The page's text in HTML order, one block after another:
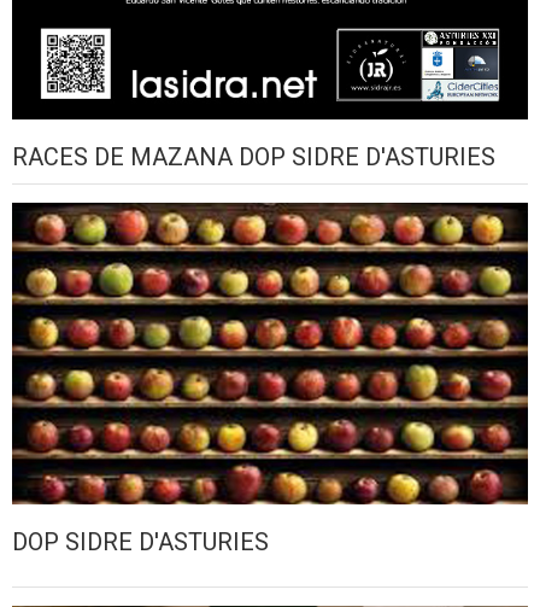
RACES DE MAZANA DOP SIDRE D'ASTURIES
DOP SIDRE D'ASTURIES